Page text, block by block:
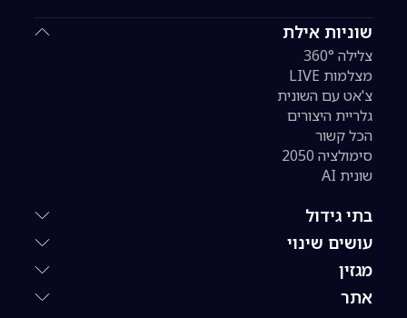
שוניות אילת
צלילה 360°
מצלמות LIVE
צ'אט עם השונית
גלריית היצורים
הכל קשור
סימולציה 2050
שונית AI
בתי גידול
עושים שינוי
מגזין
אתר